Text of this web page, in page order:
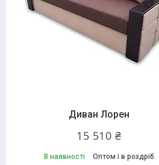
Диван Лорен
15 510 ₴
В наявності Оптом і в роздріб